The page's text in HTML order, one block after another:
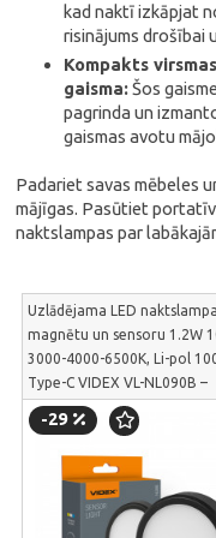
kad naktī izkāpjat
risinājums drošībai
Kompakts
gaisma:Šos
pagrinda un
gaismas avotu
Padariet savas mēbeles
mājīgas. Pasūtiet
naktslampas par
Uzlādējama LED
magnētu un sensoru 1.2W
3000-4000-6500K, Li-pol
Type-C VIDEX VL-NL090B –
kompakts skapja un
gaismeklis ar sensoru | VL-
-29